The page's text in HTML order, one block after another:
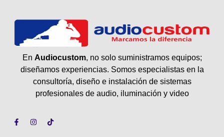
En Audiocustom, no solo suministramos equipos;
diseñamos experiencias. Somos especialistas en la
consultoría, diseño e instalación de sistemas
profesionales de audio, iluminación y video